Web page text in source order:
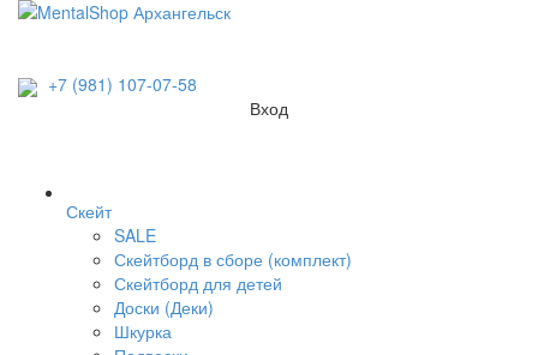
+7 (981) 107-07-58
Вход
Скейт
SALE
Скейтборд в сборе (комплект)
Скейтборд для детей
Доски (Деки)
Шкурка